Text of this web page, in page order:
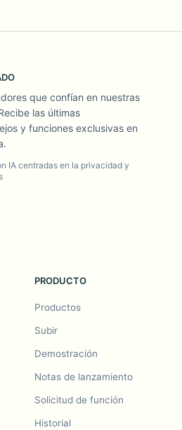
que confían en nuestras
las últimas
y funciones exclusivas en
IA centradas en la privacidad y
PRODUCTO
Productos
Subir
Demostración
Notas de lanzamiento
Solicitud de función
Historial